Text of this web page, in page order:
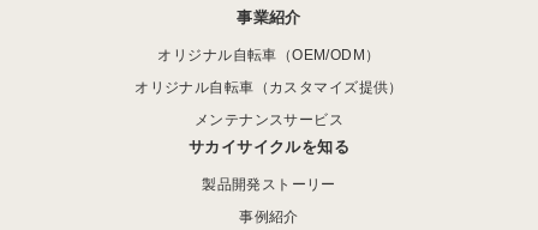
事業紹介
オリジナル自転車（OEM/ODM）
オリジナル自転車（カスタマイズ提供）
メンテナンスサービス
サカイサイクルを知る
製品開発ストーリー
事例紹介